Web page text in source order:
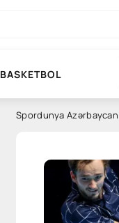
BASKETBOL
Spordunya Azərbaycan